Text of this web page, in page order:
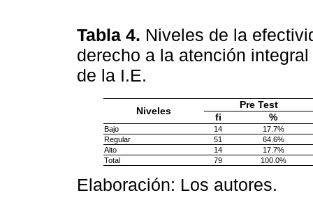
Tabla 4. Niveles de la
derecho a la atención
de la I.E.
Niveles
Pre Test
fi
%
Bajo 14
17.7%
Regular
51
64.6%
Alto
14
17.7%
Total
79 100.0%
Elaboración: Los autores.